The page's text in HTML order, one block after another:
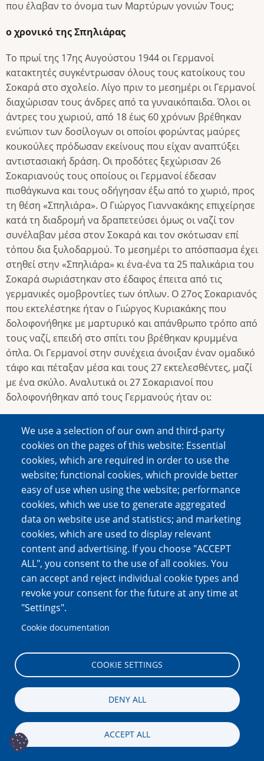
που έλαβαν το όνομα των Μαρτύρων γονιών Τους;
ο χρονικό της Σπηλιάρας
Το πρωί της 17ης Αυγούστου 1944 οι Γερμανοί
κατακτητές συγκέντρωσαν όλους τους κατοίκους του
Σοκαρά στο σχολείο. Λίγο πριν το μεσημέρι οι Γερμανοί
διαχώρισαν τους άνδρες από τα γυναικόπαιδα. Όλοι οι
άντρες του χωριού, από 18 έως 60 χρόνων βρέθηκαν
ενώπιον των δοσίλογων οι οποίοι φορώντας μαύρες
κουκούλες πρόδωσαν εκείνους που είχαν αναπτύξει
αντιστασιακή δράση. Οι προδότες ξεχώρισαν 26
Σοκαριανούς τους οποίους οι Γερμανοί έδεσαν
πισθάγκωνα και τους οδήγησαν έξω από το χωριό, προς
τη θέση «Σπηλιάρα». Ο Γιώργος Γιαννακάκης επιχείρησε
κατά τη διαδρομή να δραπετεύσει όμως οι ναζί τον
συνέλαβαν μέσα στον Σοκαρά και τον σκότωσαν επί
τόπου δια ξυλοδαρμού. Το μεσημέρι το απόσπασμα έχει
στηθεί στην «Σπηλιάρα» κι ένα-ένα τα 25 παλικάρια του
Σοκαρά σωριάστηκαν στο έδαφος έπειτα από τις
γερμανικές ομοβροντίες των όπλων. Ο 27ος Σοκαριανός
που εκτελέστηκε ήταν ο Γιώργος Κυριακάκης που
δολοφονήθηκε με μαρτυρικό και απάνθρωπο τρόπο από
τους ναζί, επειδή στο σπίτι του βρέθηκαν κρυμμένα
όπλα. Οι Γερμανοί στην συνέχεια άνοιξαν έναν ομαδικό
τάφο και πέταξαν μέσα και τους 27 εκτελεσθέντες, μαζί
με ένα σκύλο. Αναλυτικά οι 27 Σοκαριανοί που
δολοφονήθηκαν από τους Γερμανούς ήταν οι:
Αστρινό, Δημήτρη, Γιάννη και Λευτέρη.
-) Γυπαράκης Στυλιανός και οι 2 γιοί του, Νίκος και
Μανώλης
-) Παντελής Ορφανός του Νικολάου,
-)Γιώργης Ορφανός του Νικολάου
-)Λευτέρης Ορφανός του Νικολάου,
-) Αντώνης Ορφανός του Νικολάου
-) Γιαννουλάκης Βασίλης του Μιχαήλ,
-) Γιαννουλάκης Ευθύνης του Μιχαήλ,
-) Γιαννουλάκης Γιώργης του Μιχαήλ,
-) Γιαννουλάκης Βασίλης του Γεωργίου
-) Γυπαράκης Γιάννης του Αριστείδη
-) Κυριακάκης Γιώργης του Μιχαήλ
We use a selection of our own and third-party
cookies on the pages of this website: Essential
cookies, which are required in order to use the
website; functional cookies, which provide better
easy of use when using the website; performance
cookies, which we use to generate aggregated
data on website use and statistics; and marketing
cookies, which are used to display relevant
content and advertising. If you choose "ACCEPT
ALL", you consent to the use of all cookies. You
can accept and reject individual cookie types and
revoke your consent for the future at any time at
"Settings".
Cookie documentation
COOKIE SETTINGS
DENY ALL
ACCEPT ALL